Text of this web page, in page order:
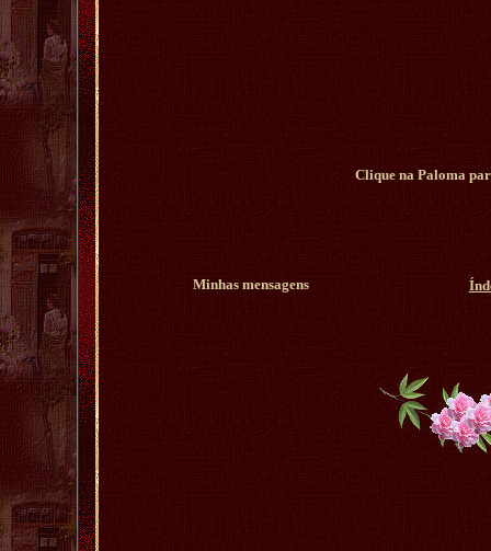
Clique na Paloma
Minhas mensagens